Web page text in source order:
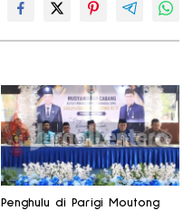
Penghulu di Parigi Moutong